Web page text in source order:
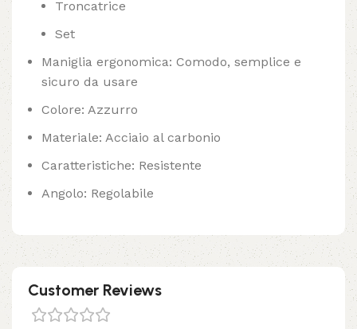
Troncatrice
Set
Maniglia ergonomica: Comodo, semplice e
sicuro da usare
Colore: Azzurro
Materiale: Acciaio al carbonio
Caratteristiche: Resistente
Angolo: Regolabile
Customer Reviews